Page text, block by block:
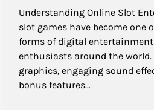
Understanding Online Slot
slot games have become one
forms of digital
enthusiasts around the world.
graphics, engaging sound
bonus features…